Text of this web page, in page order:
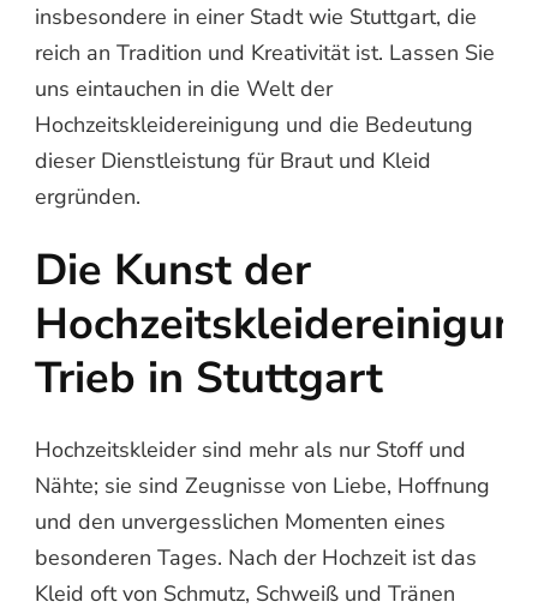
insbesondere in einer Stadt wie Stuttgart, die
reich an Tradition und Kreativität ist. Lassen Sie
uns eintauchen in die Welt der
Hochzeitskleidereinigung und die Bedeutung
dieser Dienstleistung für Braut und Kleid
ergründen.
Die Kunst der
Trieb in Stuttgart
Hochzeitskleider sind mehr als nur Stoff und
Nähte; sie sind Zeugnisse von Liebe, Hoffnung
und den unvergesslichen Momenten eines
besonderen Tages. Nach der Hochzeit ist das
Kleid oft von Schmutz, Schweiß und Tränen